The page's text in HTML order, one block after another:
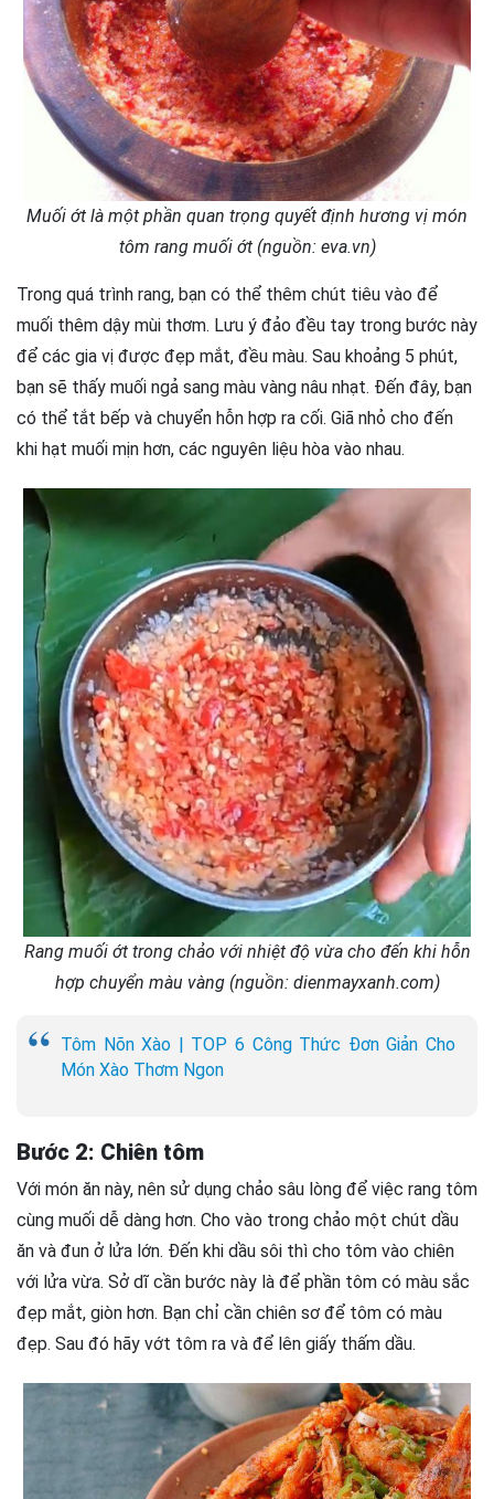
Muối ớt là một phần quan trọng quyết định hương vị món
tôm rang muối ớt (nguồn: eva.vn)
Trong quá trình rang, bạn có thể thêm chút tiêu vào để
muối thêm dậy mùi thơm. Lưu ý đảo đều tay trong bước này
để các gia vị được đẹp mắt, đều màu. Sau khoảng 5 phút,
bạn sẽ thấy muối ngả sang màu vàng nâu nhạt. Đến đây, bạn
có thể tắt bếp và chuyển hỗn hợp ra cối. Giã nhỏ cho đến
khi hạt muối mịn hơn, các nguyên liệu hòa vào nhau.
Rang muối ớt trong chảo với nhiệt độ vừa cho đến khi hỗn
hợp chuyển màu vàng (nguồn: dienmayxanh.com)
Tôm Nõn Xào | TOP 6 Công Thức Đơn Giản Cho
Món Xào Thơm Ngon
Bước 2: Chiên tôm
Với món ăn này, nên sử dụng chảo sâu lòng để việc rang tôm
cùng muối dễ dàng hơn. Cho vào trong chảo một chút dầu
ăn và đun ở lửa lớn. Đến khi dầu sôi thì cho tôm vào chiên
với lửa vừa. Sở dĩ cần bước này là để phần tôm có màu sắc
đẹp mắt, giòn hơn. Bạn chỉ cần chiên sơ để tôm có màu
đẹp. Sau đó hãy vớt tôm ra và để lên giấy thấm dầu.